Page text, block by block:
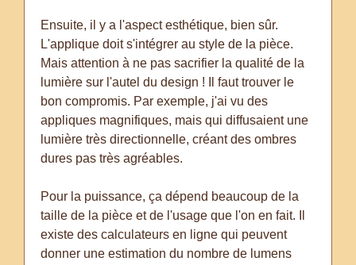
Ensuite, il y a l'aspect esthétique, bien sûr.
L'applique doit s'intégrer au style de la pièce.
Mais attention à ne pas sacrifier la qualité de la
lumière sur l'autel du design ! Il faut trouver le
bon compromis. Par exemple, j'ai vu des
appliques magnifiques, mais qui diffusaient une
lumière très directionnelle, créant des ombres
dures pas très agréables.
Pour la puissance, ça dépend beaucoup de la
taille de la pièce et de l'usage que l'on en fait. Il
existe des calculateurs en ligne qui peuvent
donner une estimation du nombre de lumens